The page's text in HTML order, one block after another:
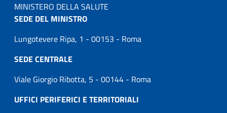
MINISTERO DELLA SALUTE
SEDE DEL MINISTRO
Lungotevere Ripa, 1 - 00153 - Roma
SEDE CENTRALE
Viale Giorgio Ribotta, 5 - 00144 - Roma
UFFICI PERIFERICI E TERRITORIALI